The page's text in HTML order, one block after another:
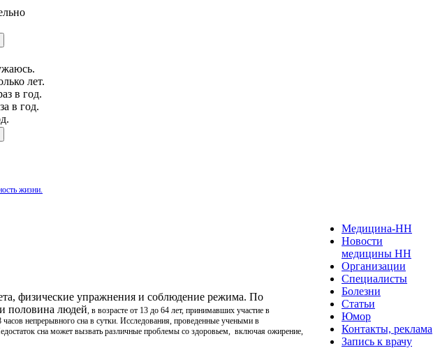
лет.
в год.
в год.
физические упражнения и соблюдение режима. По
половина людей, в возрасте от 13 до 64 лет, принимавших участие в
непрерывного сна в сутки. Исследования, проведенные учеными в
сна может вызвать различные проблемы со здоровьем, включая ожирение,
Медицина-НН
Новости
медицины НН
Организации
Специалисты
Болезни
Статьи
Юмор
Контакты, реклама
Запись к врачу